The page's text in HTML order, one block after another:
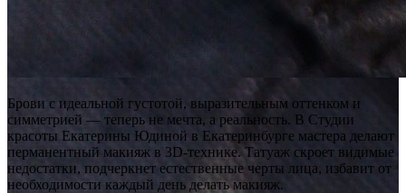
Брови с идеальной густотой, выразительным оттенком и
симметрией — теперь не мечта, а реальность. В Студии
красоты Екатерины Юдиной в Екатеринбурге мастера делают
перманентный макияж в 3D-технике. Татуаж скроет видимые
недостатки, подчеркнет естественные черты лица, избавит от
необходимости каждый день делать макияж.